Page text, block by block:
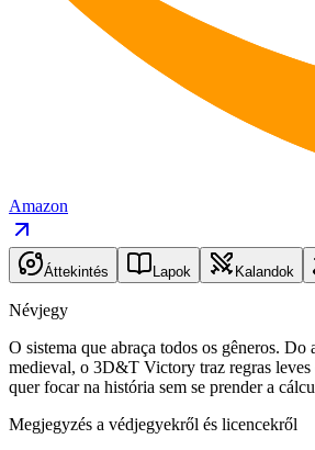
Amazon
Áttekintés Lapok Kalandok
Névjegy
O sistema que abraça todos os gêneros. Do
medieval, o 3D&T Victory traz regras leves
quer focar na história sem se prender a
Megjegyzés a védjegyekről és licencekről